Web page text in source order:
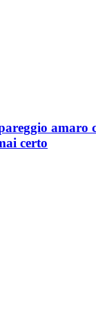
amaro
certo